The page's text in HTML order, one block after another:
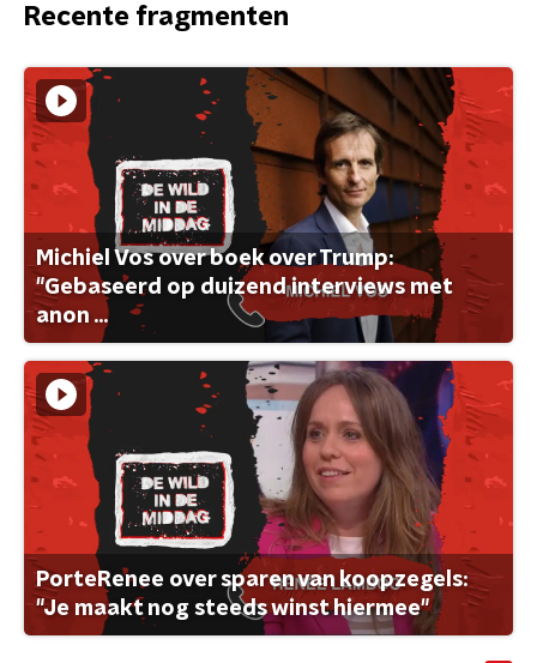
Recente fragmenten
Michiel Vos over boek over Trump:
"Gebaseerd op duizend interviews met
anon ...
PorteRenee over sparen van koopzegels:
"Je maakt nog steeds winst hiermee"